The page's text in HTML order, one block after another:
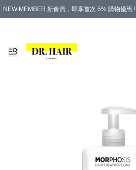
NEW MEMBER 新會員，即享首次 5% 購物優惠 !